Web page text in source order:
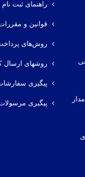
راهنمای ثبت
قوانین و
روش‌های
روشهای ارسال
پیگیری
پیگیری